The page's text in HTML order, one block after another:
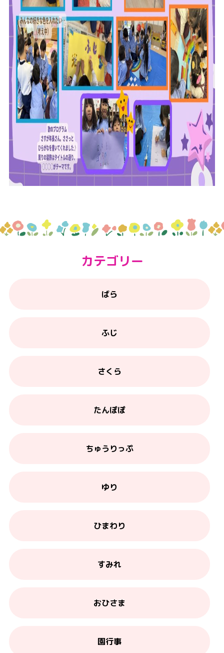
カテゴリー
ばら
ふじ
さくら
たんぽぽ
ちゅうりっぷ
ゆり
ひまわり
すみれ
おひさま
園行事